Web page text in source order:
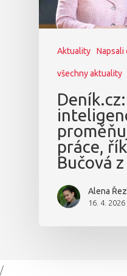
Aktuality Napsali
všechny aktuality
práce,
Bučová z
Alena
16. 4. 2026
/